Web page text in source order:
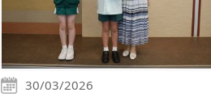
30/03/2026